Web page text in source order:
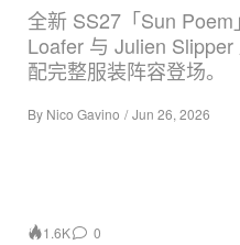
全新 SS27「Sun
Loafer 与 Julien
配完整服装阵容登场。
By Nico Gavino / Jun 26, 2026
1.6K 0